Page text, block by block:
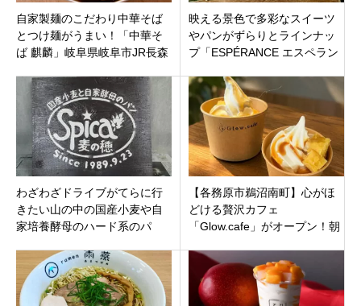
自家製麺のこだわり中華そば
とつけ麺がうまい！「中華そ
ば 麒麟」岐阜県岐阜市JR長森
映える景色で多彩なスイーツ
やパンがずらりとラインナッ
プ「ESPÉRANCE エスペラン
湖町
わざわざドライブがてらに行
きたい山の中の国産小麦や自
家培養酵母のハード系のパ
野県小諸市甲
【各務原市鵜沼南町】心がほ
どける贅沢カフェ
「Glow.cafe」がオープン！朝
間。ソフトクリームも